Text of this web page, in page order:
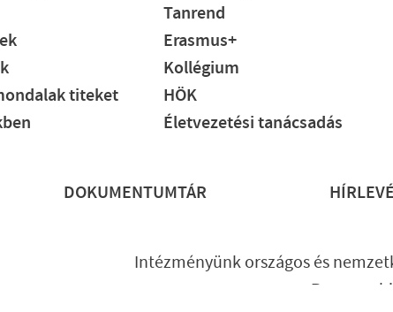
titeket
Tanrend
Erasmus+
Kollégium
HÖK
Életvezetési tanácsadás
DOKUMENTUMTÁR
Intézményünk országos és
Program